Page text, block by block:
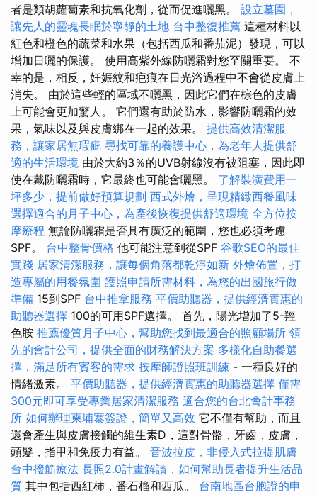
者是類胡蘿蔔素和抗氧化劑，從而促進曬黑。 設立墓園，
讓先人的靈魂長眠於寧靜的土地 台中整復推薦 這種材料以
紅色和橙色的蔬菜和水果（包括西瓜和番茄泥）發現，可以
增加日曬的保護。 使用高紫外線防曬霜對您至關重要。 不
幸的是，相反，妊娠紋和疤痕在日光浴過程中不會從皮膚上
消失。 由於這些輕的區域不曬黑，因此它們在棕色的皮膚
上可能會更加驚人。 它們還有助於防水，影響防曬霜的效
果，氣味以及與皮膚綁在一起的效果。 提供高效清潔服
務，讓家居無瑕疵 尋找可靠的養護中心，為老年人提供舒
適的生活環境 由於大約3％的UVB射線沒有被阻塞，因此即
使在戴防曬霜時，它最終也可能會曬黑。 了解裝潢費用一
坪多少，提前做好預算規劃 西式外燴，呈現精緻西餐風味
選擇適合的月子中心，為產後恢復提供舒適環境 全方位按
摩療程 無論防曬霜是否具有廣泛的範圍，您也必須考慮
SPF。 台中整骨價格 他可能注意到從SPF 谷歌SEO的最佳
實踐 居家清潔服務，讓每個角落都乾淨如新 外燴佈置，打
造專屬的用餐氛圍 護照申請所需材料，為您的出國旅行做
準備 15到SPF 台中推拿服務 平價助聽器，提供經濟實惠的
助聽器選擇 100的可用SPF選擇。 首先，陽光增加了5-羥
色胺 推薦優質月子中心，幫助您找到最適合的照顧場所 領
先的會計公司，提供全面的財務解決方案 多樣化自助餐選
擇，滿足所有賓客的需求 按摩師證照班訓練 - 一種良好的
情緒激素。 平價助聽器，提供經濟實惠的助聽器選擇 僅需
300元即可享受專業居家清潔服務 適合您的台北會計事務
所 如何辦理柬埔寨簽證，簡單又高效 它不僅有幫助，而且
還會產生與皮膚接觸的維生素D，這對骨骼，牙齒，皮膚，
頭髮，指甲和免疫力有益。 音波拉皮，非侵入式拉提肌膚
台中撥筋療法 長照2.0計畫解讀，如何幫助長者提升生活品
質 其中包括西紅柿，番石榴和西瓜。 台南地區台胞證的申